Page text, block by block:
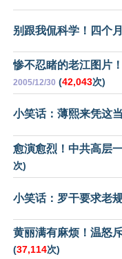
别跟我侃科学！四个
惨不忍睹的老江图片
2005/12/30 (42,043次)
小笑话：薄熙来凭这
愈演愈烈！中共高层
次)
小笑话：罗干要求老
黄丽满有麻烦！温怒
(37,114次)